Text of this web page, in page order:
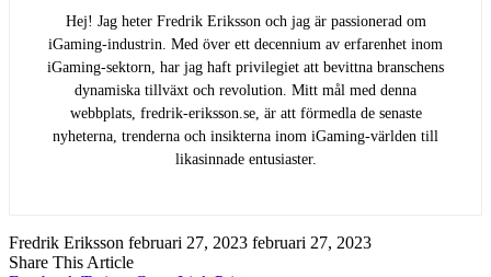
Hej! Jag heter Fredrik Eriksson och jag är passionerad om
iGaming-industrin. Med över ett decennium av erfarenhet inom
iGaming-sektorn, har jag haft privilegiet att bevittna branschens
dynamiska tillväxt och revolution. Mitt mål med denna
webbplats, fredrik-eriksson.se, är att förmedla de senaste
nyheterna, trenderna och insikterna inom iGaming-världen till
likasinnade entusiaster.
Fredrik Eriksson februari 27, 2023 februari 27, 2023
Share This Article